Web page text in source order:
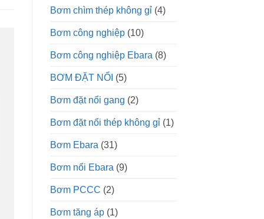
Bơm chìm thép không gỉ(4)
Bơm công nghiệp(10)
Bơm công nghiệp Ebara (8)
BƠM ĐẶT NỔI (5)
Bơm đặt nổi gang (2)
Bơm đặt nổi thép không gỉ(1)
Bơm Ebara (31)
Bơm nổi Ebara (9)
Bơm PCCC (2)
Bơm tăng áp(1)